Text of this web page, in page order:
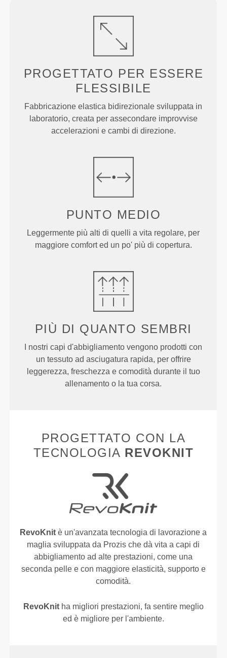
PROGETTATO PER ESSERE
FLESSIBILE
Fabbricazione elastica bidirezionale sviluppata in
laboratorio, creata per assecondare improvvise
accelerazioni e cambi di direzione.
PUNTO MEDIO
Leggermente più alti di quelli a vita regolare, per
maggiore comfort ed un po' più di copertura.
PIÙ DI QUANTO SEMBRI
I nostri capi d'abbigliamento vengono prodotti con
un tessuto ad asciugatura rapida, per offrire
leggerezza, freschezza e comodità durante il tuo
allenamento o la tua corsa.
PROGETTATO CON LA
TECNOLOGIA REVOKNIT
RevoKnit è un'avanzata tecnologia di lavorazione a
maglia sviluppata da Prozis che dà vita a capi di
abbigliamento ad alte prestazioni, come una
seconda pelle e con maggiore elasticità, supporto e
comodità.
RevoKnitha migliori prestazioni, fa sentire meglio
ed è migliore per l'ambiente.